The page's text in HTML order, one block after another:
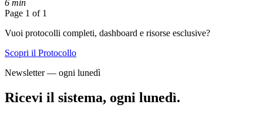
6 min
Page 1 of 1
Vuoi protocolli completi, dashboard e risorse esclusive?
Scopri il Protocollo
Newsletter — ogni lunedì
Ricevi il sistema, ogni lunedì.